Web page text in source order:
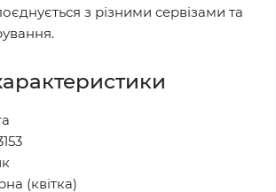
з різними сервізами та
(квітка)